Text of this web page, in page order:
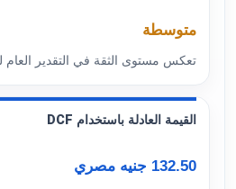
متوسطة
تعكس مستوى الثقة في التقدير العام
القيمة العادلة باستخدام DCF
132.50 جنيه مصري